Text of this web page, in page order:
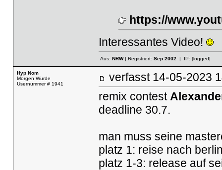
https://
Interessantes Video!
Aus: NRW| Registriert: Sep 2002| IP: [logged]
Hyp Nom
Morgen Wurde
Usernummer # 1941
verfasst 14-05-
remix contest
deadline 30.7.
man muss seine
platz 1: reise nach
platz 1-3: release auf